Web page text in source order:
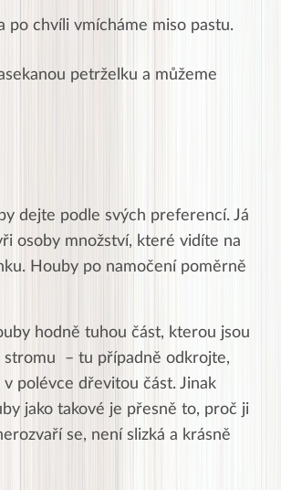
po chvíli vmícháme miso pastu.
petrželku a můžeme
dejte podle svých preferencí. Já
osoby množství, které vidíte na
Houby po namočení poměrně
hodně tuhou část, kterou jsou
stromu – tu případně odkrojte,
polévce dřevitou část. Jinak
jako takové je přesně to, proč ji
se, není slizká a krásně